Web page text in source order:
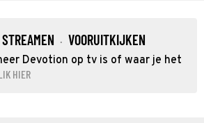
STREAMEN · VOORUITKIJKEN
Devotion op tv is of waar je het
HIER